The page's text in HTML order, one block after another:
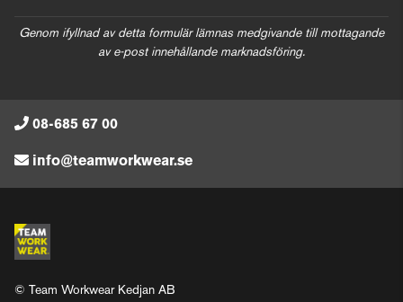
Genom ifyllnad av detta formulär lämnas medgivande till mottagande
av e-post innehållande marknadsföring.
08-685 67 00
info@teamworkwear.se
© Team Workwear Kedjan AB